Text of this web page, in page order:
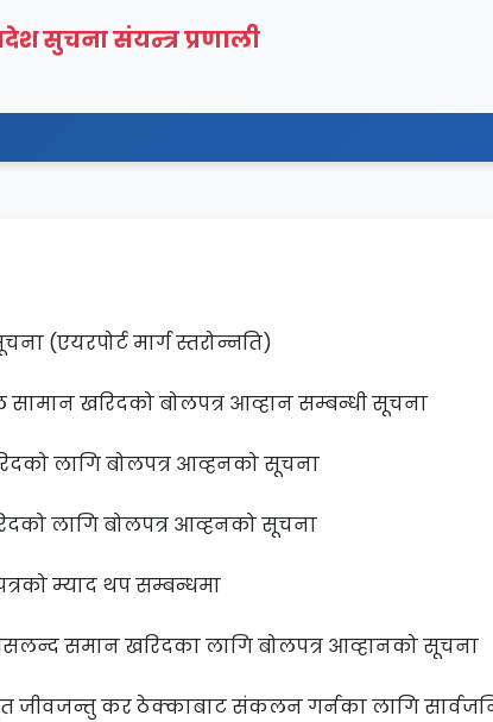
सुचना संयन्त्र प्रणाली
(एयरपोर्ट मार्ग स्तरोन्नति)
खरिदको बोलपत्र आव्हान सम्बन्धी सूचना
लागि बोलपत्र आव्हनको सूचना
लागि बोलपत्र आव्हनको सूचना
म्याद थप सम्बन्धमा
समान खरिदका लागि बोलपत्र आव्हानको सूचना
जीवजन्तु कर ठेक्काबाट संकलन गर्नका लागि